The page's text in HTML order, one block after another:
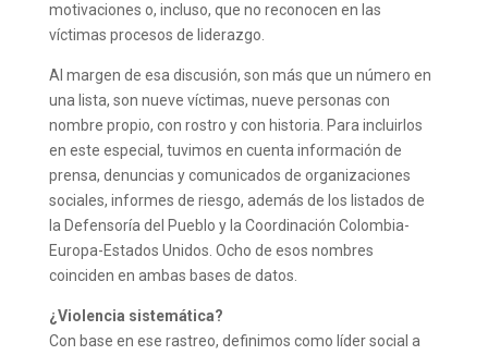
motivaciones o, incluso, que no reconocen en las
víctimas procesos de liderazgo.
Al margen de esa discusión, son más que un número en
una lista, son nueve víctimas, nueve personas con
nombre propio, con rostro y con historia. Para incluirlos
en este especial, tuvimos en cuenta información de
prensa, denuncias y comunicados de organizaciones
sociales, informes de riesgo, además de los listados de
la Defensoría del Pueblo y la Coordinación Colombia-
Europa-Estados Unidos. Ocho de esos nombres
coinciden en ambas bases de datos.
¿Violencia sistemática?
Con base en ese rastreo, definimos como líder social a